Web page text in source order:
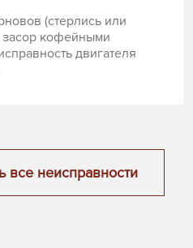
(стерлись или
засор кофейными
двигателя
все неисправности